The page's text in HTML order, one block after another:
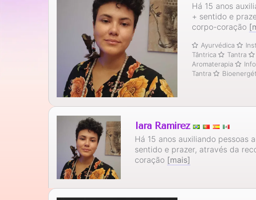
Há 15 anos
+ sentido e
corpo-coração
Ayurvédica
Tântrica
Tantra
Aromaterapia
Tantra
Iara Ramirez
Há 15 anos auxiliando pessoas
sentido e prazer, através da
coração [mais]